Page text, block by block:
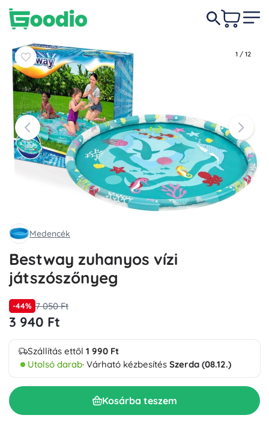
1 / 12
Medencék
Bestway zuhanyos vízi
játszószőnyeg
-44% 7 050 Ft
3 940 Ft
Szállítás ettől 1 990 Ft
Utolsó darab· Várható kézbesítés Szerda (08.12.)
Kosárba teszem
-44% 7 050 Ft
Kosárba